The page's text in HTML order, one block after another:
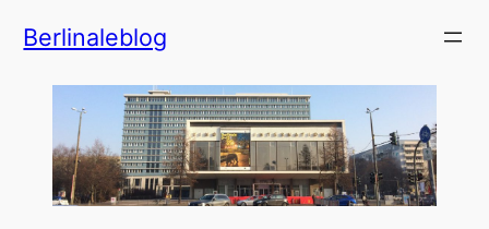
Inhalt
Berlinaleblog